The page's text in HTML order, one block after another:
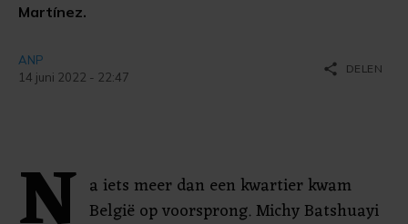
Martínez.
ANP
14 juni 2022 - 22:47
share DELEN
a iets meer dan een kwartier kwam
België op voorsprong. Michy Batshuayi